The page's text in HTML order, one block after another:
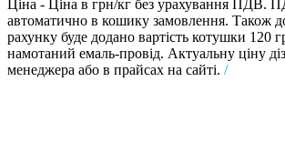
Ціна - Ціна в грн/кг без урахування ПДВ.
автоматично в кошику замовлення. Також
рахунку буде додано вартість котушки 120
намотаний емаль-провід. Актуальну ціну
менеджера або в прайсах на сайті. /